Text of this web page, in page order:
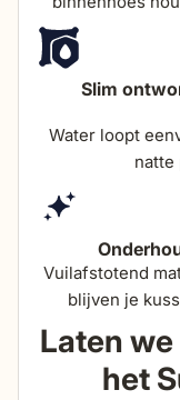
dikte zitkussens
Slim
Water loopt
natte
Vuilafstotend
blijven je
Laten
het